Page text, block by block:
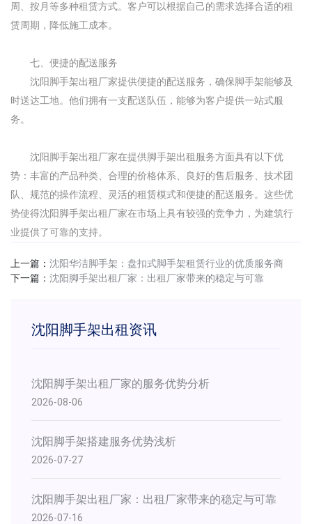
周、按月等多种租赁方式。客户可以根据自己的需求选择合适的租
赁周期，降低施工成本。
七、便捷的配送服务
沈阳脚手架出租厂家提供便捷的配送服务，确保脚手架能够及
时送达工地。他们拥有一支配送队伍，能够为客户提供一站式服
务。
沈阳脚手架出租厂家在提供脚手架出租服务方面具有以下优
势：丰富的产品种类、合理的价格体系、良好的售后服务、技术团
队、规范的操作流程、灵活的租赁模式和便捷的配送服务。这些优
势使得沈阳脚手架出租厂家在市场上具有较强的竞争力，为建筑行
业提供了可靠的支持。
上一篇： 沈阳华洁脚手架：盘扣式脚手架租赁行业的优质服务商
下一篇： ​沈阳脚手架出租厂家：出租厂家带来的稳定与可靠
沈阳脚手架出租资讯
沈阳脚手架出租厂家的服务优势分析
2026-08-06
沈阳脚手架搭建服务优势浅析
2026-07-27
​沈阳脚手架出租厂家：出租厂家带来的稳定与可靠
2026-07-16